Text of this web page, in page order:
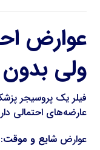
عوارض
ولی
فیلر یک پروسیجر
عارضه‌های احتمالی
عوارضشایع و موقت: